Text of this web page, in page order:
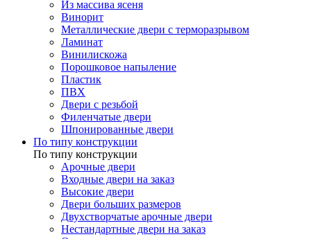
Из массива ясеня
Винорит
Металлические двери с терморазрывом
Ламинат
Винилискожа
Порошковое напыление
Пластик
ПВХ
Двери с резьбой
Филенчатые двери
Шпонированные двери
По типу конструкции
По типу конструкции
Арочные двери
Входные двери на заказ
Высокие двери
Двери больших размеров
Двухстворчатые арочные двери
Нестандартные двери на заказ